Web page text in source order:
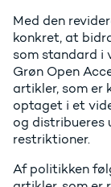
Med den
konkret, at
som standard i
Grøn Open
artikler, som er
optaget i et
og distribueres
restriktioner.
Af politikken